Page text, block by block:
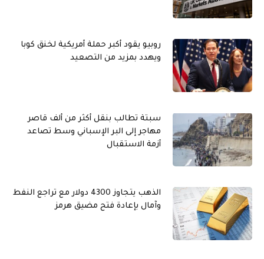
روبيو يقود أكبر حملة أمريكية لخنق كوبا
ويهدد بمزيد من التصعيد
سبتة تطالب بنقل أكثر من ألف قاصر
مهاجر إلى البر الإسباني وسط تصاعد
أزمة الاستقبال
الذهب يتجاوز 4300 دولار مع تراجع النفط
وآمال بإعادة فتح مضيق هرمز